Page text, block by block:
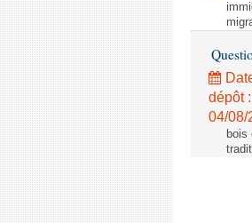
dépôt :
04/08/
bois